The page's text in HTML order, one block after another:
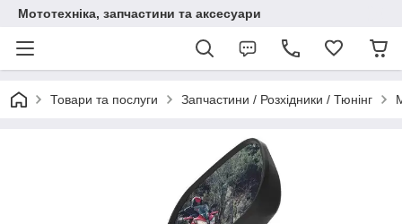
Мототехніка, запчастини та аксесуари
Товари та послуги Запчастини / Розхідники / Тюнінг